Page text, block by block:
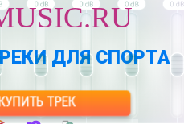
ДЛЯ СПОРТА
ТРЕК